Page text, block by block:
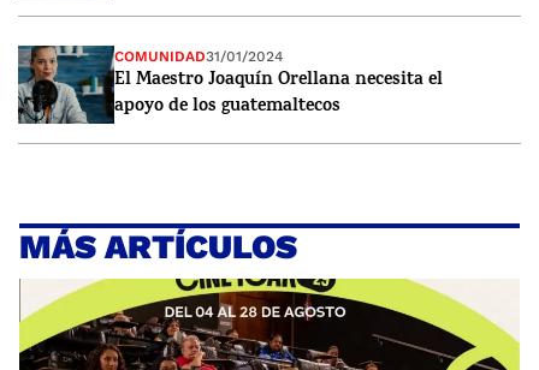
COMUNIDAD31/01/2024
El Maestro Joaquín Orellana necesita el
apoyo de los guatemaltecos
MÁS ARTÍCULOS